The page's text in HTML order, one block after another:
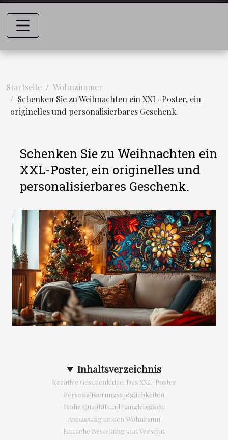
Startseite
Wohnzimmer
Schenken Sie zu Weihnachten ein XXL-Poster, ein
originelles und personalisierbares Geschenk.
Schenken Sie zu Weihnachten ein
XXL-Poster, ein originelles und
personalisierbares Geschenk.
Inhaltsverzeichnis
Kreative Geschenkidee: Das XXL-Poster
Personalisierungsmöglichkeiten
Hohe Qualität und Langlebigkeit
Anpassung an den Wohnraum
Einfache Bestellung und Versand